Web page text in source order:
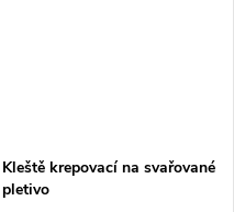
Kleště krepovací na svařované
pletivo